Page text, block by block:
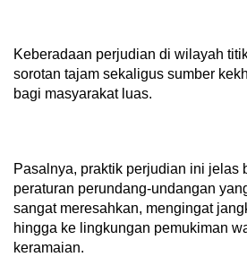
Keberadaan perjudian di wilayah
sorotan tajam sekaligus sumber
bagi masyarakat luas.
Pasalnya, praktik perjudian ini jelas
peraturan perundang-undangan
sangat meresahkan, mengingat
hingga ke lingkungan pemukiman
keramaian.